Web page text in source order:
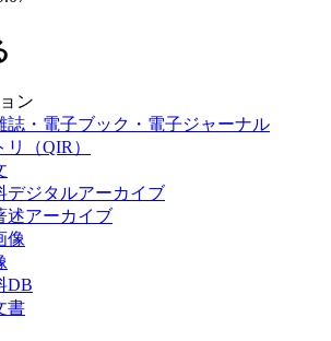
ン
誌・電子ブック・電子ジャーナル
リ（QIR）
デジタルアーカイブ
述アーカイブ
像
DB
書